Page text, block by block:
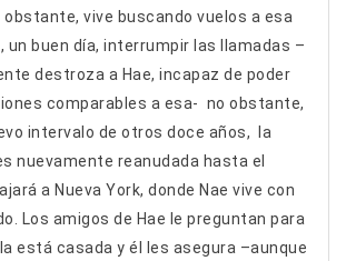
obstante, vive buscando vuelos a esa
un buen día, interrumpir las llamadas –
destroza a Hae, incapaz de poder
comparables a esa- no obstante,
intervalo de otros doce años, la
nuevamente reanudada hasta el
a Nueva York, donde Nae vive con
Los amigos de Hae le preguntan para
está casada y él les asegura –aunque